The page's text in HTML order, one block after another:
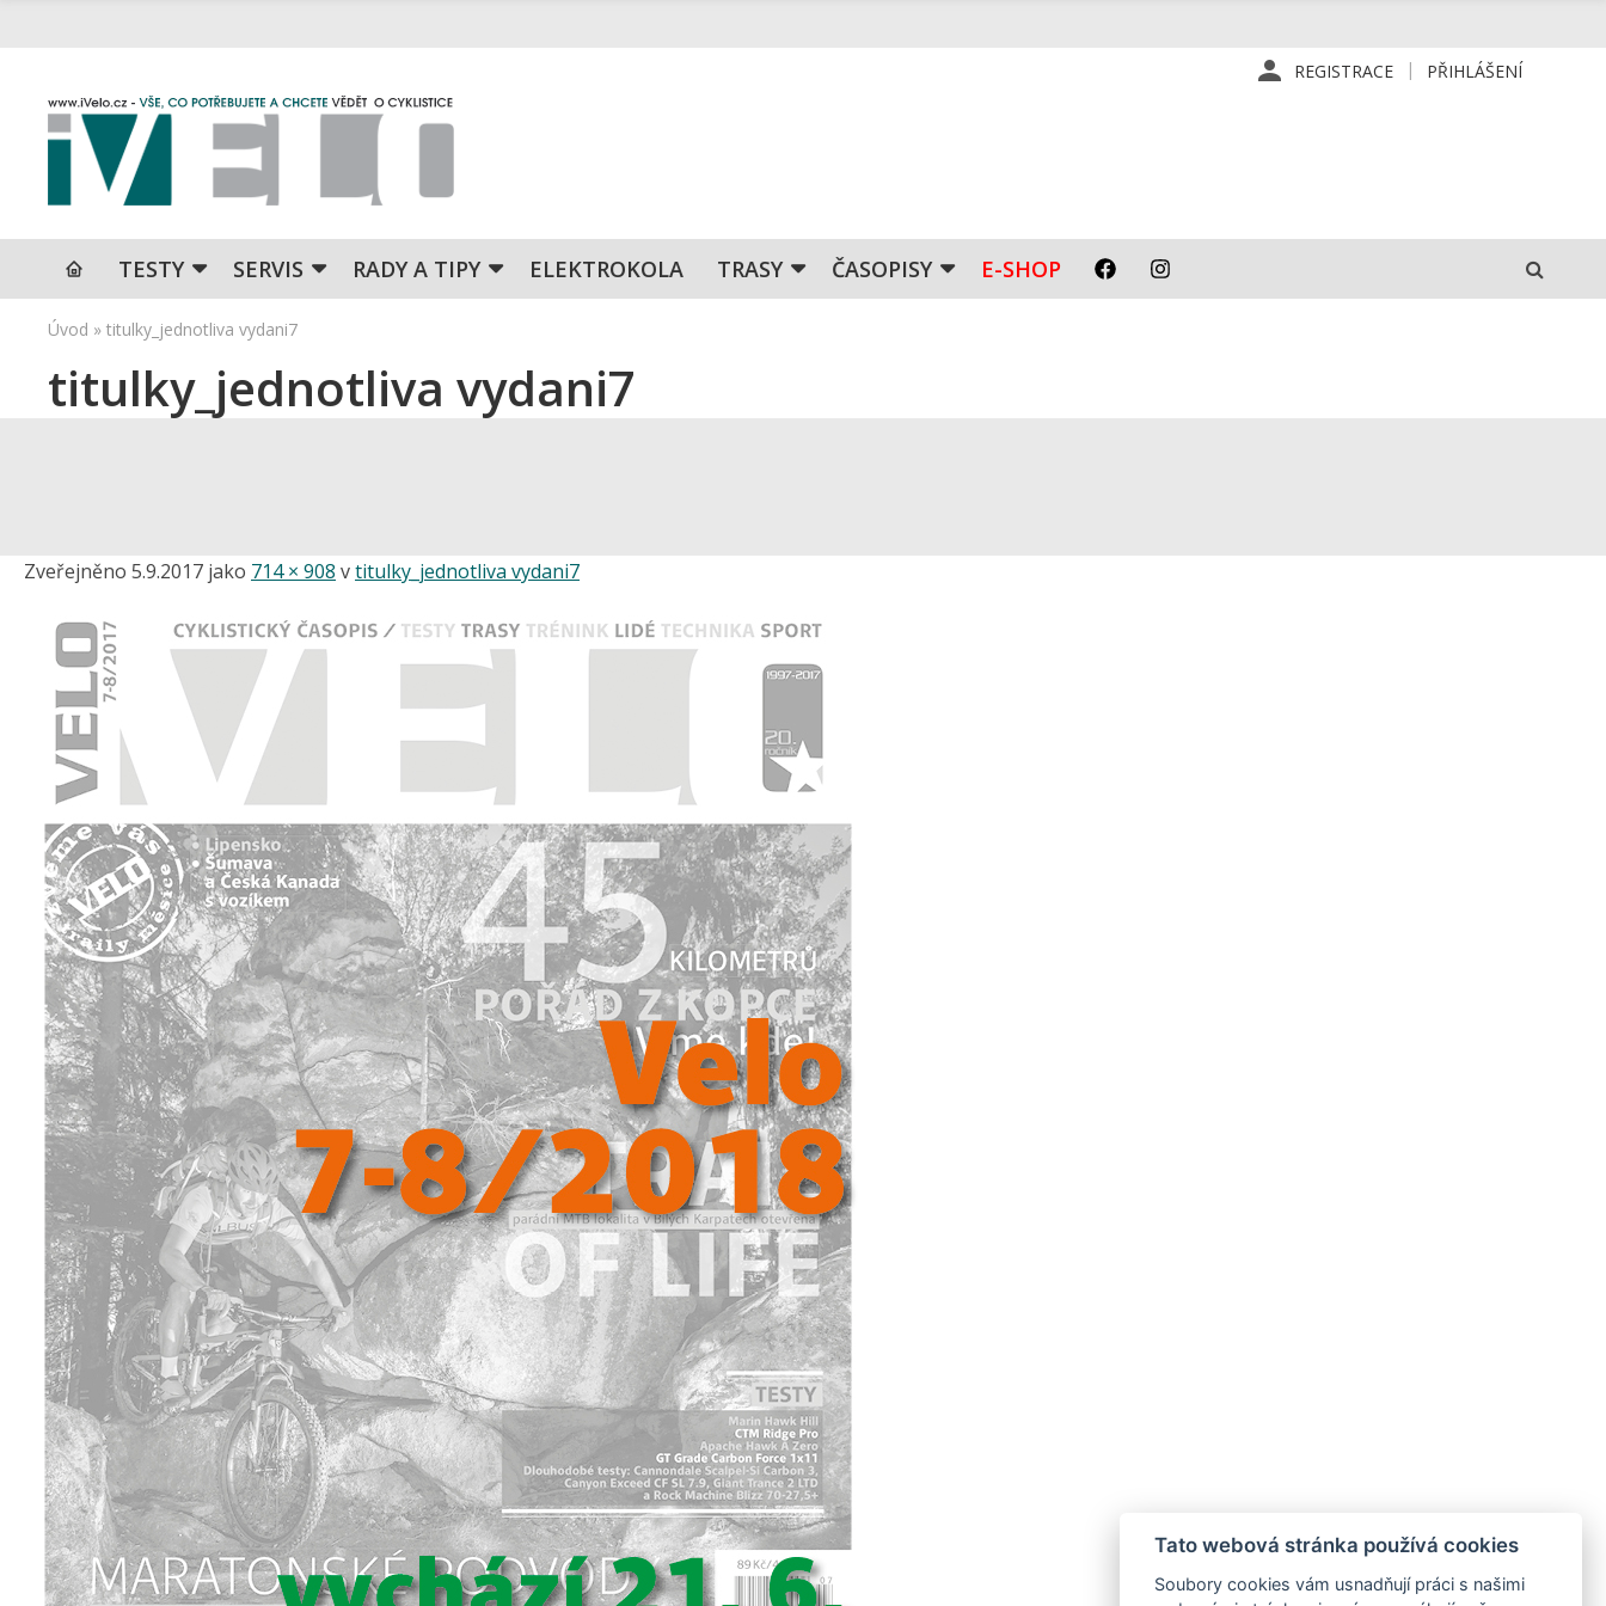
REGISTRACE PŘIHLÁŠENÍ
TESTY SERVIS RADY A TIPY ELEKTROKOLA TRASY ČASOPISY E-SHOP
Úvod » titulky_jednotliva vydani7
titulky_jednotliva vydani7
Zveřejněno 5.9.2017 jako 714 × 908 vtitulky_jednotliva vydani7
Tato webová stránka používá cookies
Soubory cookies vám usnadňují práci s našimi